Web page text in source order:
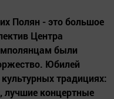
Полян - это большое
Центра
были
Юбилей
традициях:
лучшие концертные